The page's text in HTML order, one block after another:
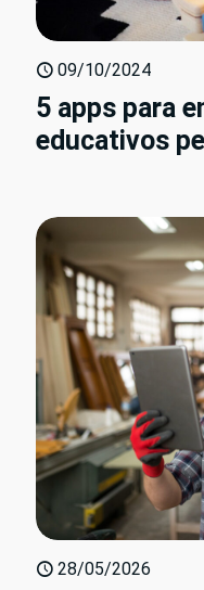
09/10/2024
5 apps para
educativos
28/05/2026